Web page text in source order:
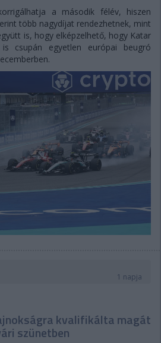
a második félév, hiszen
több nagydíjat rendezhetnek, mint
is, hogy elképzelhető, hogy Katar
csupán egyetlen európai beugró
1 napja
kvalifikálta magát
szünetben